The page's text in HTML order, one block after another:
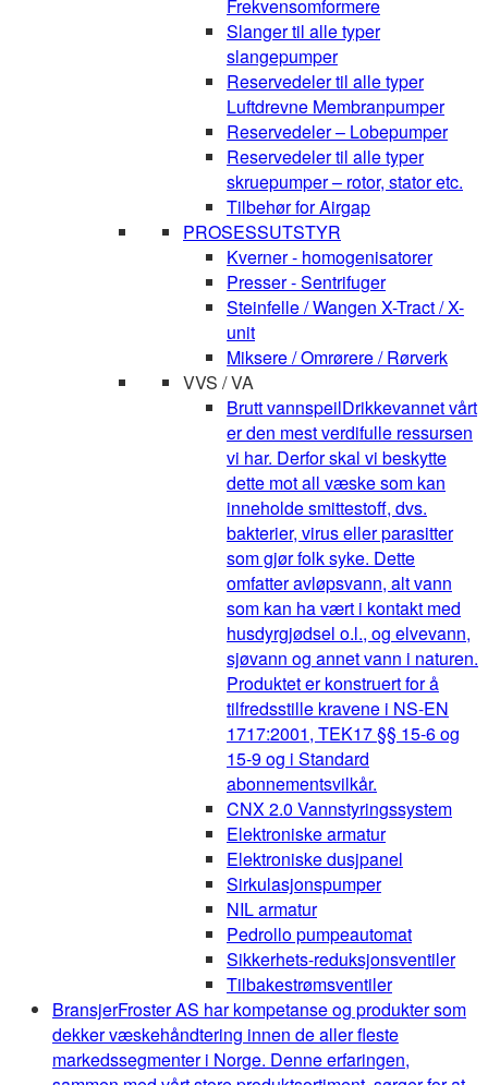
Frekvensomformere
Slanger til alle typer
slangepumper
Reservedeler til alle typer
Luftdrevne Membranpumper
Reservedeler – Lobepumper
Reservedeler til alle typer
skruepumper – rotor, stator etc.
Tilbehør for Airgap
PROSESSUTSTYR
Kverner - homogenisatorer
Presser - Sentrifuger
Steinfelle / Wangen X-Tract / X-
unit
Miksere / Omrørere / Rørverk
VVS / VA
Brutt vannspeilDrikkevannet vårt
er den mest verdifulle ressursen
vi har. Derfor skal vi beskytte
dette mot all væske som kan
inneholde smittestoff, dvs.
bakterier, virus eller parasitter
som gjør folk syke. Dette
omfatter avløpsvann, alt vann
som kan ha vært i kontakt med
husdyrgjødsel o.l., og elvevann,
sjøvann og annet vann i naturen.
Produktet er konstruert for å
tilfredsstille kravene i NS-EN
1717:2001, TEK17 §§ 15-6 og
15-9 og i Standard
abonnementsvilkår.
CNX 2.0 Vannstyringssystem
Elektroniske armatur
Elektroniske dusjpanel
Sirkulasjonspumper
NIL armatur
Pedrollo pumpeautomat
Sikkerhets-reduksjonsventiler
Tilbakestrømsventiler
BransjerFroster AS har kompetanse og produkter som
dekker væskehåndtering innen de aller fleste
markedssegmenter i Norge. Denne erfaringen,